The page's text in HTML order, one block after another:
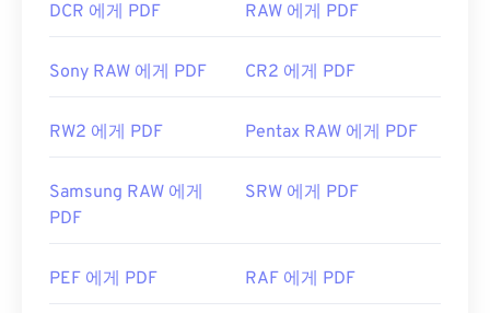
DCR 에게 PDF RAW 에게 PDF
Sony RAW 에게 PDF CR2 에게 PDF
RW2 에게 PDF Pentax RAW 에게 PDF
Samsung RAW 에게
PDF
SRW 에게 PDF
PEF 에게 PDF RAF 에게 PDF